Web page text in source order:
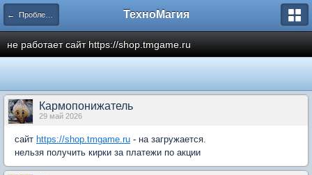
← Проблемы с электронными платежами ТехноМагия
не работает сайт https://shop.tmgame.ru
Кармопонижатель
29 май 2026
сайт https://shop.tmgame.ru - на загружается.
нельзя получить кирки за платежи по акции